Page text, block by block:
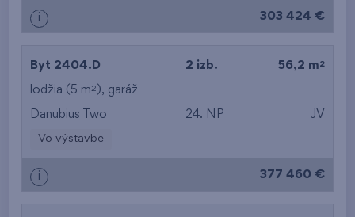
i 303 424 €
Byt 2404.D 2 izb. 56,2 m 2
lodžia (5 m2 ), garáž
Danubius Two 24. NP JV
Vo výstavbe
i 377 460 €